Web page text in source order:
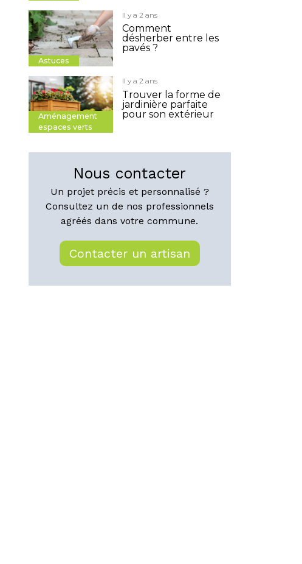
Astuces
Il y a 2 ans
Comment
désherber entre les
pavés ?
Aménagement
espaces verts
Il y a 2 ans
Trouver la forme de
jardinière parfaite
pour son extérieur
Nous contacter
Un projet précis et personnalisé ?
Consultez un de nos professionnels
agréés dans votre commune.
Contacter un artisan